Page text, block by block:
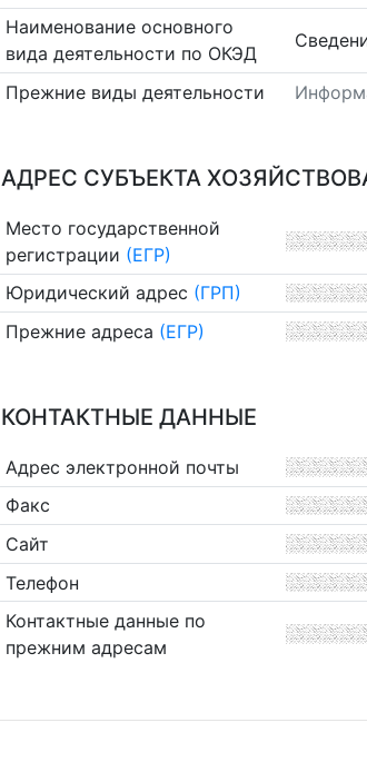
Наименование основного
вида деятельности по ОКЭД
Прежние виды деятельности
АДРЕС СУБЪЕКТА
Место государственной
регистрации (ЕГР)
Юридический адрес (ГРП)
Прежние адреса (ЕГР)
КОНТАКТНЫЕ ДАННЫЕ
Адрес электронной почты
Факс
Сайт
Телефон
Контактные данные по
прежним адресам